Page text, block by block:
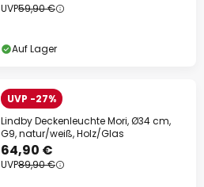
UVP59,90 €
Auf Lager
UVP -27%
Lindby Deckenleuchte Mori, Ø34 cm,
G9, natur/weiß, Holz/Glas
64,90 €
UVP89,90 €